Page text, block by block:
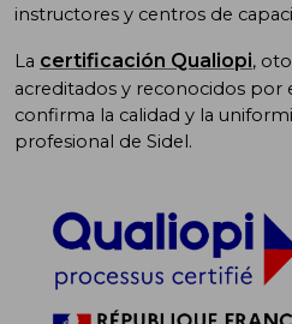
instructores y centros de
La certificación Qualiopi,
acreditados y reconocidos por
confirma la calidad y la
profesional de Sidel.